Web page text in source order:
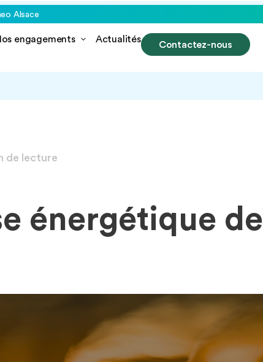
Alsace
engagements Actualités Contactez-nous
de lecture
énergétique de